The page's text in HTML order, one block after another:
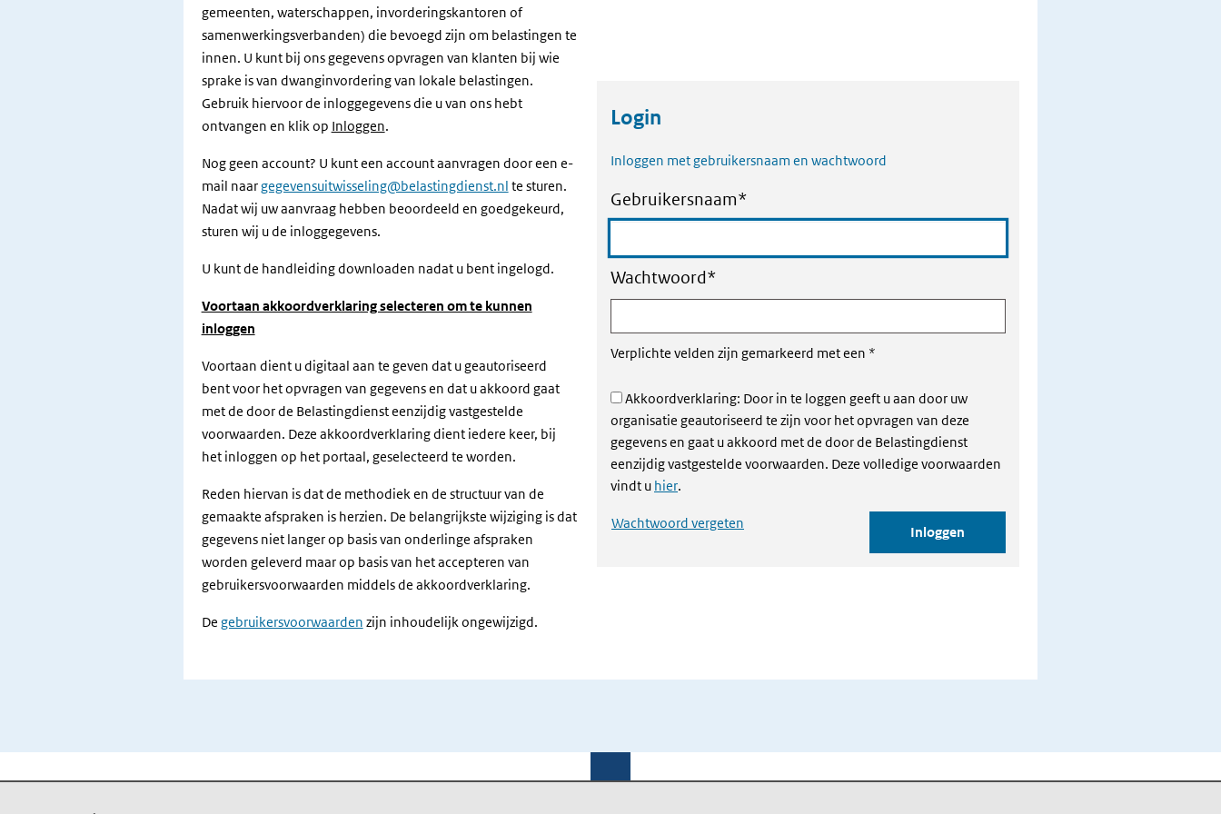
gemeenten, waterschappen, invorderingskantoren of
samenwerkingsverbanden) die bevoegd zijn om belastingen te
innen. U kunt bij ons gegevens opvragen van klanten bij wie
sprake is van dwanginvordering van lokale belastingen.
Gebruik hiervoor de inloggegevens die u van ons hebt
ontvangen en klik op Inloggen.
Nog geen account? U kunt een account aanvragen door een e-
mail naargegevensuitwisseling@belastingdienst.nl te sturen.
Nadat wij uw aanvraag hebben beoordeeld en goedgekeurd,
sturen wij u de inloggegevens.
U kunt de handleiding downloaden nadat u bent ingelogd.
Voortaan akkoordverklaring selecteren om te kunnen
inloggen
Voortaan dient u digitaal aan te geven dat u geautoriseerd
bent voor het opvragen van gegevens en dat u akkoord gaat
met de door de Belastingdienst eenzijdig vastgestelde
voorwaarden. Deze akkoordverklaring dient iedere keer, bij
het inloggen op het portaal, geselecteerd te worden.
Reden hiervan is dat de methodiek en de structuur van de
gemaakte afspraken is herzien. De belangrijkste wijziging is dat
gegevens niet langer op basis van onderlinge afspraken
worden geleverd maar op basis van het accepteren van
gebruikersvoorwaarden middels de akkoordverklaring.
De gebruikersvoorwaarden zijn inhoudelijk ongewijzigd.
Login
Inloggen met gebruikersnaam en wachtwoord
Gebruikersnaam*
Wachtwoord*
Verplichte velden zijn gemarkeerd met een *
Akkoordverklaring: Door in te loggen geeft u aan door uw
organisatie geautoriseerd te zijn voor het opvragen van deze
gegevens en gaat u akkoord met de door de Belastingdienst
eenzijdig vastgestelde voorwaarden. Deze volledige voorwaarden
vindt u hier.
Wachtwoord vergeten